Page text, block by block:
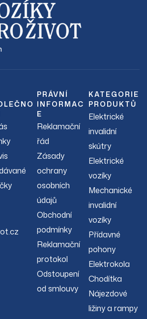
PRÁVNÍ
INFORMAC
E
Reklamační
řád
Zásady
ochrany
osobních
údajů
Obchodní
podmínky
Reklamační
protokol
Odstoupení
od smlouvy
KATEGORIE
PRODUKTŮ
Elektrické
invalidní
skútry
Elektrické
vozíky
Mechanické
invalidní
vozíky
Přídavné
pohony
Elektrokola
Chodítka
Nájezdové
ližiny a rampy